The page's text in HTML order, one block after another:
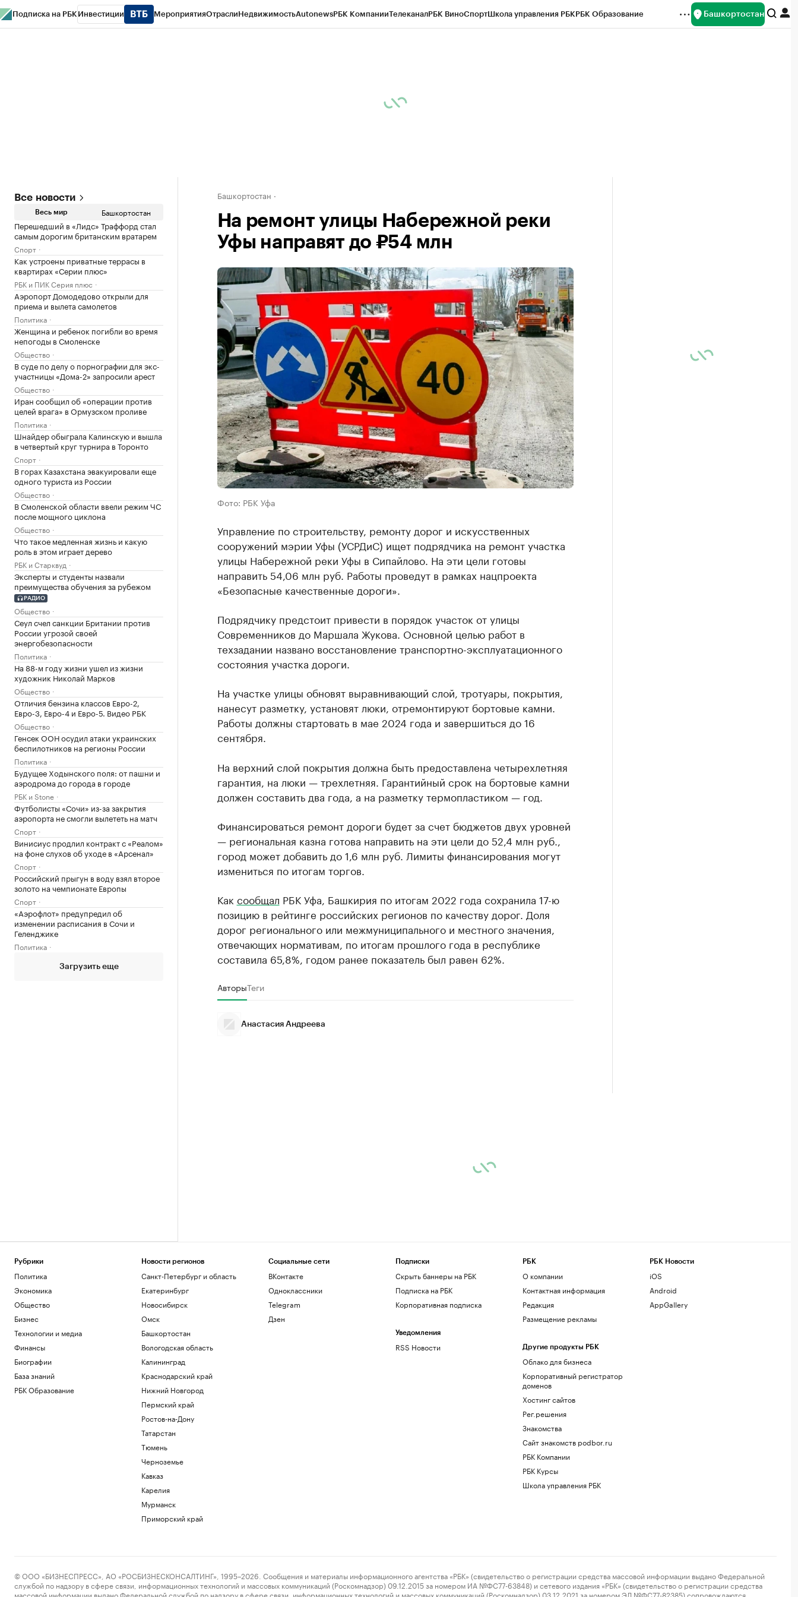
Подписка на РБК Инвестиции МероприятияОтраслиНедвижимостьAutonewsРБК КомпанииТелеканалРБК ВиноСпортШкола управления РБКРБК Образование Башкортостан
Все новости
Весь мир Башкортостан
Перешедший в «Лидс» Траффорд стал
самым дорогим британским вратарем
Спорт
Как устроены приватные террасы в
квартирах «Серии плюс»
РБК и ПИК Серия плюс
Аэропорт Домодедово открыли для
приема и вылета самолетов
Политика
Женщина и ребенок погибли во время
непогоды в Смоленске
Общество
В суде по делу о порнографии для экс-
участницы «Дома-2» запросили арест
Общество
Иран сообщил об «операции против
целей врага» в Ормузском проливе
Политика
Шнайдер обыграла Калинскую и вышла
в четвертый круг турнира в Торонто
Спорт
В горах Казахстана эвакуировали еще
одного туриста из России
Общество
В Смоленской области ввели режим ЧС
после мощного циклона
Общество
Что такое медленная жизнь и какую
роль в этом играет дерево
РБК и Старквуд
Эксперты и студенты назвали
преимущества обучения за рубежом
РАДИО
Общество
Сеул счел санкции Британии против
России угрозой своей
энергобезопасности
Политика
На 88-м году жизни ушел из жизни
художник Николай Марков
Общество
Отличия бензина классов Евро-2,
Евро-3, Евро-4 и Евро-5. Видео РБК
Общество
Генсек ООН осудил атаки украинских
беспилотников на регионы России
Политика
Будущее Ходынского поля: от пашни и
аэродрома до города в городе
РБК и Stone
Футболисты «Сочи» из-за закрытия
аэропорта не смогли вылететь на матч
Спорт
Винисиус продлил контракт с «Реалом»
на фоне слухов об уходе в «Арсенал»
Спорт
Российский прыгун в воду взял второе
золото на чемпионате Европы
Спорт
«Аэрофлот» предупредил об
изменении расписания в Сочи и
Геленджике
Политика
Загрузить еще
Башкортостан
На ремонт улицы Набережной реки
Уфы направят до ₽54 млн
Фото: РБК Уфа
Управление по строительству, ремонту дорог и искусственных
сооружений мэрии Уфы (УСРДиС) ищет подрядчика на ремонт участка
улицы Набережной реки Уфы в Сипайлово. На эти цели готовы
направить 54,06 млн руб. Работы проведут в рамках нацпроекта
«Безопасные качественные дороги».
Подрядчику предстоит привести в порядок участок от улицы
Современников до Маршала Жукова. Основной целью работ в
техзадании названо восстановление транспортно-эксплуатационного
состояния участка дороги.
На участке улицы обновят выравнивающий слой, тротуары, покрытия,
нанесут разметку, установят люки, отремонтируют бортовые камни.
Работы должны стартовать в мае 2024 года и завершиться до 16
сентября.
На верхний слой покрытия должна быть предоставлена четырехлетняя
гарантия, на люки — трехлетняя. Гарантийный срок на бортовые камни
должен составить два года, а на разметку термопластиком — год.
Финансироваться ремонт дороги будет за счет бюджетов двух уровней
— региональная казна готова направить на эти цели до 52,4 млн руб.,
город может добавить до 1,6 млн руб. Лимиты финансирования могут
измениться по итогам торгов.
Как сообщал РБК Уфа, Башкирия по итогам 2022 года сохранила 17-ю
позицию в рейтинге российских регионов по качеству дорог. Доля
дорог регионального или межмуниципального и местного значения,
отвечающих нормативам, по итогам прошлого года в республике
составила 65,8%, годом ранее показатель был равен 62%.
АвторыТеги
Анастасия Андреева
Рубрики
Политика
Экономика
Общество
Бизнес
Технологии и медиа
Финансы
Биографии
База знаний
РБК Образование
Новости регионов
Санкт-Петербург и область
Екатеринбург
Новосибирск
Омск
Башкортостан
Вологодская область
Калининград
Краснодарский край
Нижний Новгород
Пермский край
Ростов-на-Дону
Татарстан
Тюмень
Черноземье
Кавказ
Карелия
Мурманск
Приморский край
Социальные сети
ВКонтакте
Одноклассники
Telegram
Дзен
Подписки
Скрыть баннеры на РБК
Подписка на РБК
Корпоративная подписка
Уведомления
RSS Новости
РБК
О компании
Контактная информация
Редакция
Размещение рекламы
Другие продукты РБК
Облако для бизнеса
Корпоративный регистратор
доменов
Хостинг сайтов
Рег.решения
Знакомства
Сайт знакомств podbor.ru
РБК Компании
РБК Курсы
Школа управления РБК
РБК Новости
iOS
Android
AppGallery
© ООО «БИЗНЕСПРЕСС», АО «РОСБИЗНЕСКОНСАЛТИНГ», 1995–2026. Сообщения и материалы информационного агентства «РБК» (свидетельство о регистрации средства массовой информации выдано Федеральной
службой по надзору в сфере связи, информационных технологий и массовых коммуникаций (Роскомнадзор) 09.12.2015 за номером ИА №ФС77-63848) и сетевого издания «РБК» (свидетельство о регистрации средства
массовой информации выдано Федеральной службой по надзору в сфере связи, информационных технологий и массовых коммуникаций (Роскомнадзор) 03.12.2021 за номером ЭЛ №ФС77-82385) сопровождаются